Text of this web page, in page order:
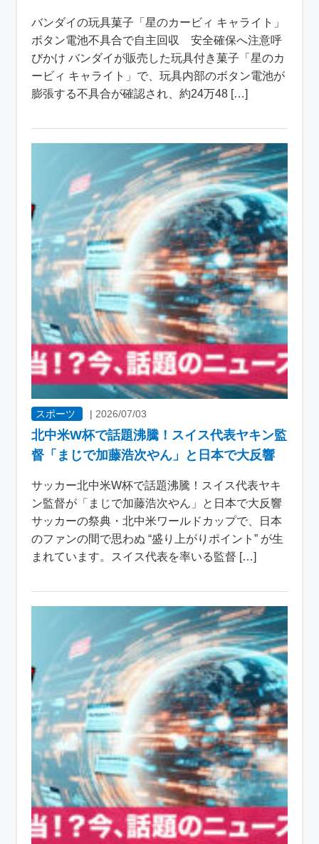
バンダイの玩具菓子「星のカービィ キャライト」
ボタン電池不具合で自主回収 安全確保へ注意呼
びかけ バンダイが販売した玩具付き菓子「星のカ
ービィ キャライト」で、玩具内部のボタン電池が
膨張する不具合が確認され、約24万48 […]
スポーツ | 2026/07/03
北中米W杯で話題沸騰！スイス代表ヤキン監
督「まじで加藤浩次やん」と日本で大反響
サッカー北中米W杯で話題沸騰！スイス代表ヤキ
ン監督が「まじで加藤浩次やん」と日本で大反響
サッカーの祭典・北中米ワールドカップで、日本
のファンの間で思わぬ “盛り上がりポイント” が生
まれています。スイス代表を率いる監督 […]